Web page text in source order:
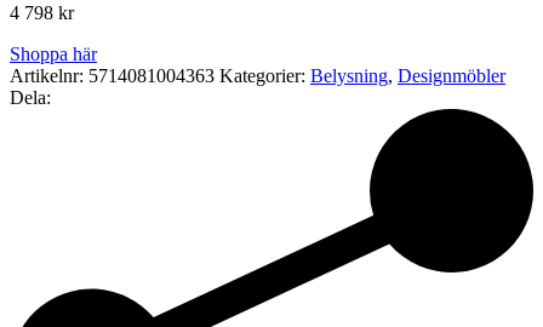
4 798 kr
Shoppa här
Artikelnr: 5714081004363 Kategorier: Belysning, Designmöbler
Dela: